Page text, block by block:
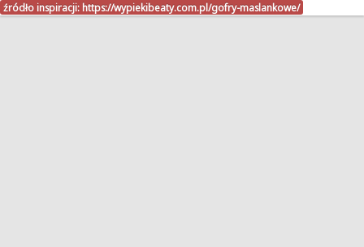
źródło inspiracji: https://wypiekibeaty.com.pl/gofry-maslankowe/